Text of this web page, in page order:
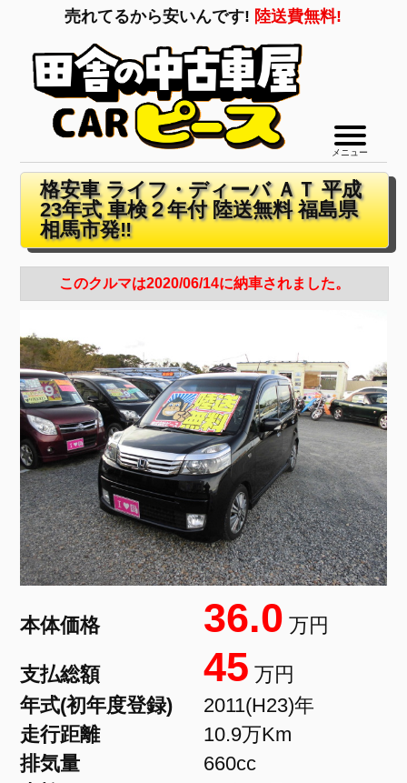
売れてるから安いんです! 陸送費無料!
メニュー
格安車 ライフ・ディーバ ＡＴ 平成
23年式 車検２年付 陸送無料 福島県
相馬市発‼
このクルマは2020/06/14に納車されました。
本体価格 36.0 万円
支払総額 45 万円
年式(初年度登録)
2011(H23)年
走行距離
10.9万Km
排気量
660cc